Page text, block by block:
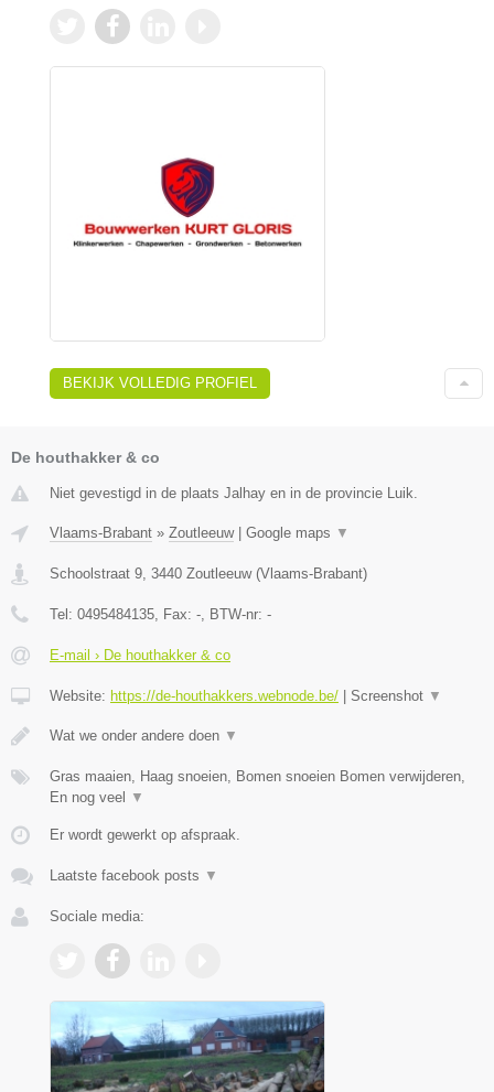
BEKIJK VOLLEDIG PROFIEL
De houthakker & co
Niet gevestigd in de plaats Jalhay en in de provincie Luik.
Vlaams-Brabant » Zoutleeuw| Google maps ▼
Schoolstraat 9, 3440 Zoutleeuw(Vlaams-Brabant)
Tel: 0495484135, Fax: -, BTW-nr: -
E-mail › De houthakker & co
Website: https://de-houthakkers.webnode.be/ Screenshot ▼
Wat we onder andere doen ▼
Gras maaien, Haag snoeien, Bomen snoeien Bomen verwijderen,
En nog veel
▼
Er wordt gewerkt op afspraak.
Laatste facebook posts ▼
Sociale media: